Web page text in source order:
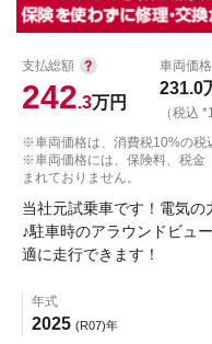
支払総額
242.3万円
車両価格
231.0
（税込
※車両価格は、消費税10%の税
※車両価格には、保険料、税金
まれておりません。
当社元試乗車です！電気
♪駐車時のアラウンドビュ
適に走行できます！
年式
2025 (R07)年